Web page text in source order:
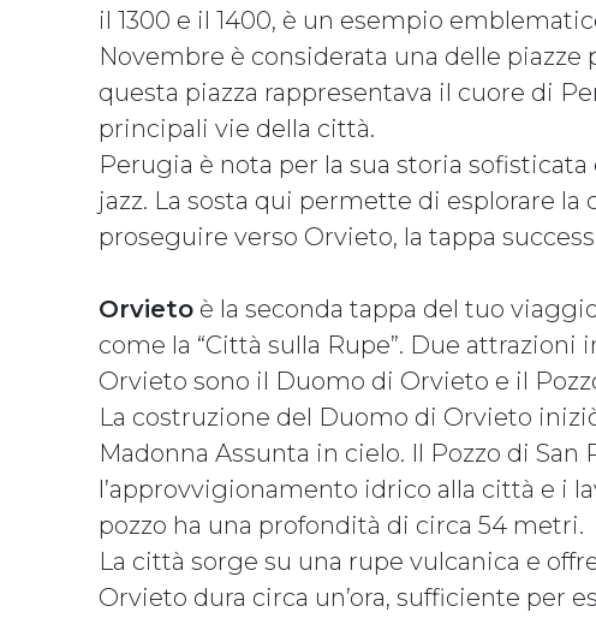
il 1300 e il 1400, è un esempio
Novembre è considerata una delle piazze
questa piazza rappresentava il cuore di
principali vie della città.
Perugia è nota per la sua storia
jazz. La sosta qui permette di esplorare la
proseguire verso Orvieto, la tappa
Orvieto è la seconda tappa del tuo
come la “Città sulla Rupe”. Due
Orvieto sono il Duomo di Orvieto e il
La costruzione del Duomo di Orvieto
Madonna Assunta in cielo. Il Pozzo di
l’approvvigionamento idrico alla città e i
pozzo ha una profondità di circa 54 metri.
La città sorge su una rupe vulcanica e
Orvieto dura circa un’ora, sufficiente per